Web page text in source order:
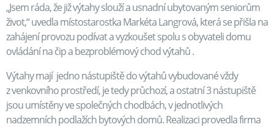
„Jsem ráda, že již výtahy slouží a usnadní ubytovaným seniorům
život,“ uvedla místostarostka Markéta Langrová, která se přišla na
zahájení provozu podívat a vyzkoušet spolu s obyvateli domu
ovládání na čip a bezproblémový chod výtahů .
Výtahy mají jedno nástupiště do výtahů vybudované vždy
z venkovního prostředí, je tedy průchozí, a ostatní 3 nástupiště
jsou umístěny ve společných chodbách, v jednotlivých
nadzemních podlažích bytových domů. Realizaci provedla firma